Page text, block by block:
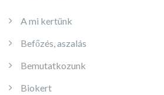
A mi kertünk
Befőzés, aszalás
Bemutatkozunk
Biokert